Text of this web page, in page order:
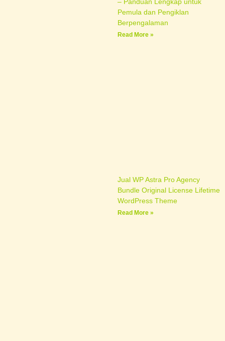
Pemula dan Pengiklan
Berpengalaman
Read More »
Jual WP Astra Pro Agency
Bundle Original License Lifetime
WordPress Theme
Read More »